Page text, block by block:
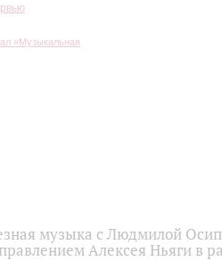
музыка с Людмилой
Алексея Ньяги в